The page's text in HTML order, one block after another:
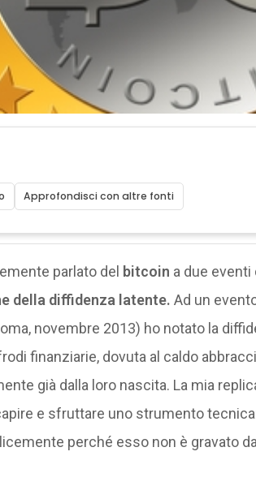
Approfondisci con altre fonti
parlato del bitcoin a due
della diffidenza latente. Ad un
novembre 2013) ho notato la
finanziarie, dovuta al caldo
già dalla loro nascita. La mia
e sfruttare uno strumento
perché esso non è gravato